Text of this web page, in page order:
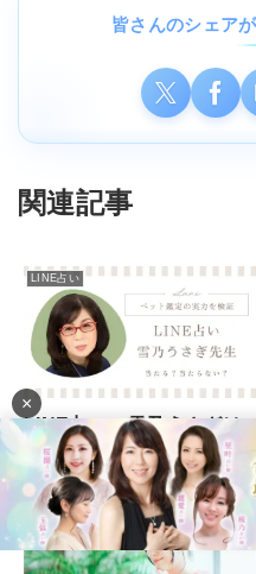
×
皆さんのシェア
関連記事
LINE占い
LINE占いの雪乃うさぎは
当たる？【BLACKラン
ク】口コミ・評判とペット
鑑定の実力を徹底解説
LINE占い